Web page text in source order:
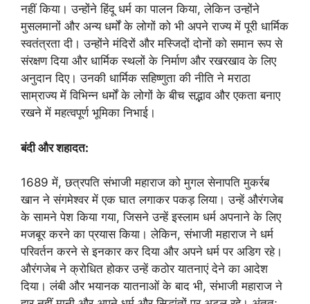
नहीं किया। उन्होंने हिंदू धर्म का पालन किया, लेकिन उन्होंने
मुसलमानों और अन्य धर्मों के लोगों को भी अपने राज्य में पूरी धार्मिक
स्वतंत्रता दी। उन्होंने मंदिरों और मस्जिदों दोनों को समान रूप से
संरक्षण दिया और धार्मिक स्थलों के निर्माण और रखरखाव के लिए
अनुदान दिए। उनकी धार्मिक सहिष्णुता की नीति ने मराठा
साम्राज्य में विभिन्न धर्मों के लोगों के बीच सद्भाव और एकता बनाए
रखने में महत्वपूर्ण भूमिका निभाई।
बंदी और शहादत:
1689 में, छत्रपति संभाजी महाराज को मुगल सेनापति मुकर्रब
खान ने संगमेश्वर में एक घात लगाकर पकड़ लिया। उन्हें औरंगजेब
के सामने पेश किया गया, जिसने उन्हें इस्लाम धर्म अपनाने के लिए
मजबूर करने का प्रयास किया। लेकिन, संभाजी महाराज ने धर्म
परिवर्तन करने से इनकार कर दिया और अपने धर्म पर अडिग रहे।
औरंगजेब ने क्रोधित होकर उन्हें कठोर यातनाएं देने का आदेश
दिया। लंबी और भयानक यातनाओं के बाद भी, संभाजी महाराज ने